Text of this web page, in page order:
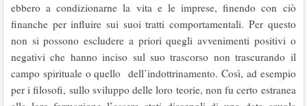
ebbero a condizionarne la vita e le imprese, finendo con ciò
finanche per influire sui suoi tratti comportamentali. Per questo
non si possono escludere a priori quegli avvenimenti positivi o
negativi che hanno inciso sul suo trascorso non trascurando il
campo spirituale o quello dell’indottrinamento. Così, ad esempio
per i filosofi, sullo sviluppo delle loro teorie, non fu certo estranea